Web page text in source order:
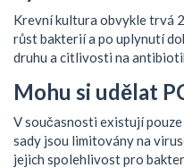
Krevní kultura obvykle trvá
růst bakterií a po uplynutí
druhu a citlivosti na
Mohu si udělat
V současnosti existují
sady jsou limitovány na
jejich spolehlivost pro